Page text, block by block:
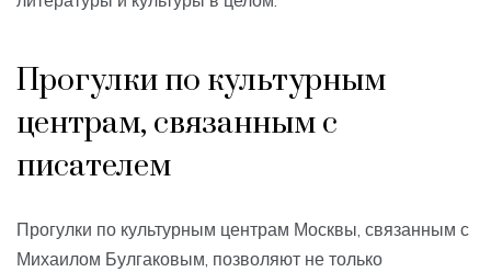
Прогулки по культурным
центрам, связанным с
писателем
Прогулки по культурным центрам Москвы, связанным с
Михаилом Булгаковым, позволяют не только